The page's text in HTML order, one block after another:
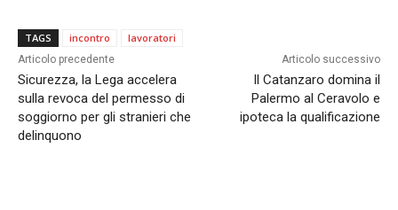
TAGS incontro lavoratori
Articolo precedente
Sicurezza, la Lega accelera
sulla revoca del permesso di
soggiorno per gli stranieri che
delinquono
Articolo successivo
Il Catanzaro domina il
Palermo al Ceravolo e
ipoteca la qualificazione